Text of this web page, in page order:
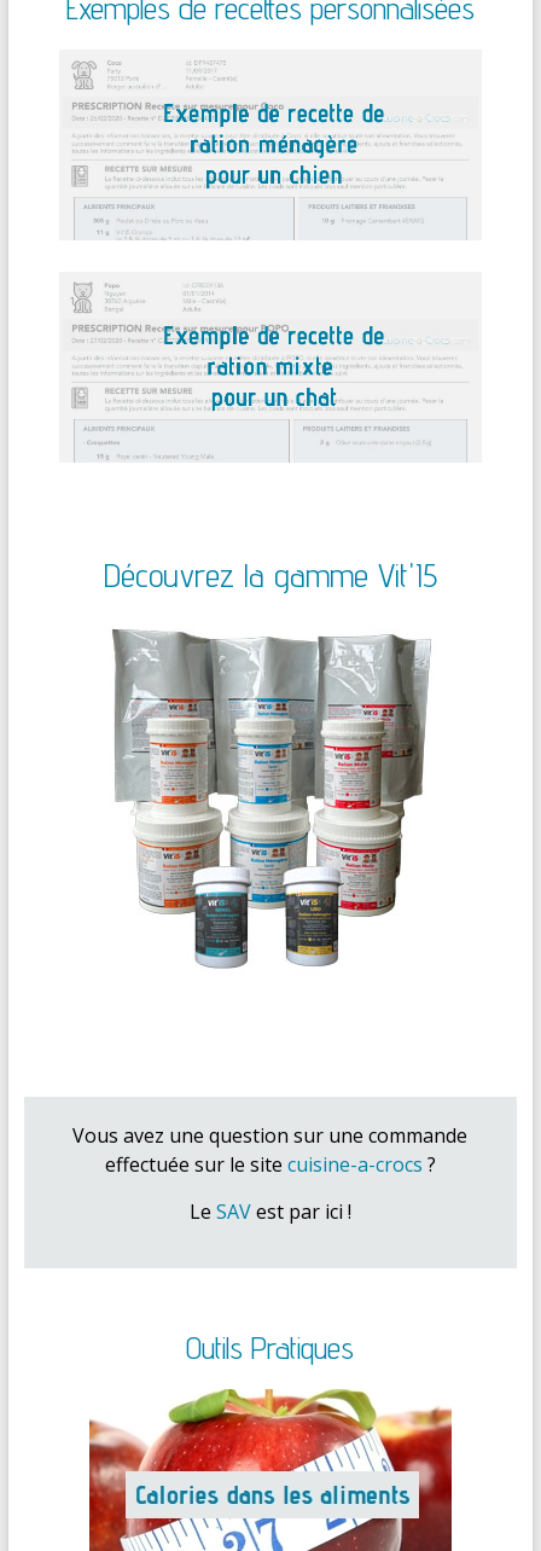
Exemples de recettes personnalisées
Découvrez la gamme Vit'I5
Vous avez une question sur une commande
effectuée sur le site cuisine-a-crocs ?
Le SAVest par ici !
Outils Pratiques